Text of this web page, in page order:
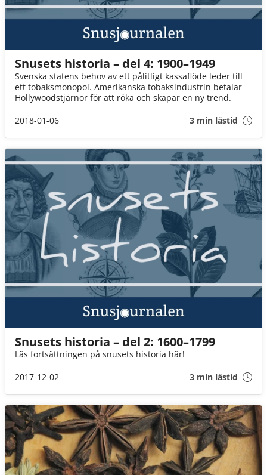
Snusets historia – del 4: 1900–1949
Svenska statens behov av ett pålitligt kassaflöde leder till
ett tobaksmonopol. Amerikanska tobaksindustrin betalar
Hollywoodstjärnor för att röka och skapar en ny trend.
2018-01-06
3 min lästid
Snusets historia – del 2: 1600–1799
Läs fortsättningen på snusets historia här!
2017-12-02
3 min lästid